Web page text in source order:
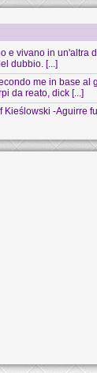
e vivano in un'altra
dubbio. [...]
me in base
da reato, dick [...]
Kieślowski -Aguirre